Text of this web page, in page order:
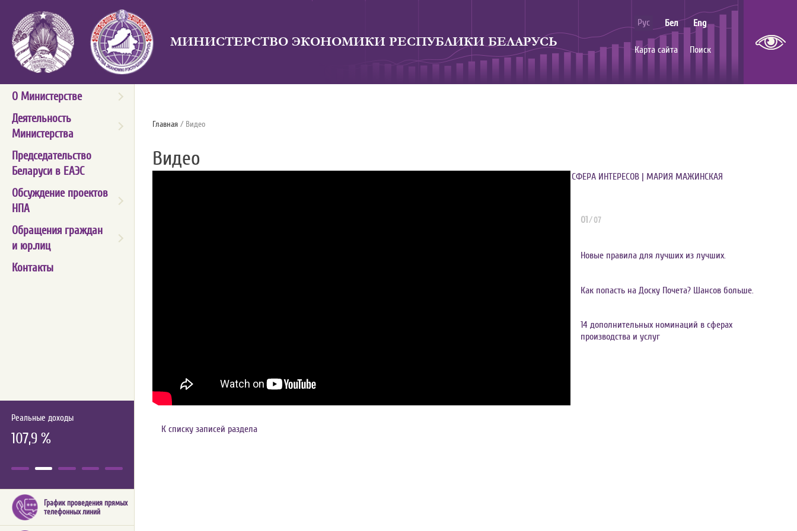
МИНИСТЕРСТВО ЭКОНОМИКИ РЕСПУБЛИКИ БЕЛАРУСЬ
Рус Бел Eng
Карта сайта Поиск
О Министерстве
Деятельность
Министерства
Председательство
Беларуси в ЕАЭС
Обсуждение проектов
НПА
Обращения граждан
и юр.лиц
Контакты
Реальные доходы
107,9 %
График проведения прямых
телефонных линий
Главная / Видео
Видео
СФЕРА ИНТЕРЕСОВ | МАРИЯ МАЖИНСКАЯ
01 / 07
Новые правила для лучших из лучших.
Как попасть на Доску Почета? Шансов больше.
14 дополнительных номинаций в сферах
производства и услуг
К списку записей раздела